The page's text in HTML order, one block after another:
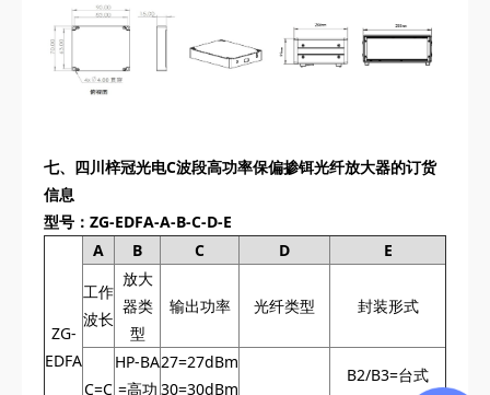
七、 四川梓冠光电C波段高功率保偏掺铒光纤放大器的订货
信息
型号：ZG-EDFA‌-A-B-C-D-E
ZG-
EDFA‌
A B C D
E
工作
波长
放大
器类
型
输出功率 光纤类型 封装形式
C=C
HP-BA
=高功
27=27dBm
30=30dBm
B2/B3=台式